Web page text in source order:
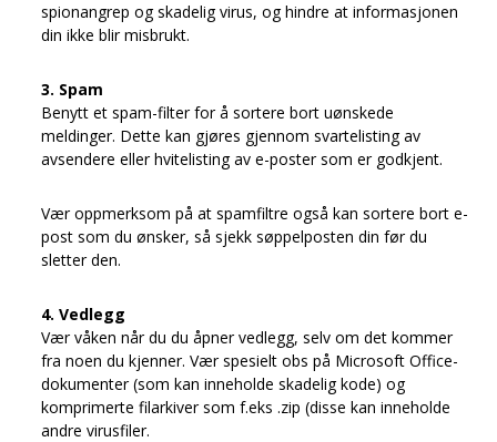
spionangrep og skadelig virus, og hindre at informasjonen
din ikke blir misbrukt.
3. Spam
Benytt et spam-filter for å sortere bort uønskede
meldinger. Dette kan gjøres gjennom svartelisting av
avsendere eller hvitelisting av e-poster som er godkjent.
Vær oppmerksom på at spamfiltre også kan sortere bort e-
post som du ønsker, så sjekk søppelposten din før du
sletter den.
4. Vedlegg
Vær våken når du du åpner vedlegg, selv om det kommer
fra noen du kjenner. Vær spesielt obs på Microsoft Office-
dokumenter (som kan inneholde skadelig kode) og
komprimerte filarkiver som f.eks .zip (disse kan inneholde
andre virusfiler.